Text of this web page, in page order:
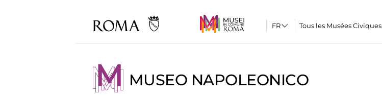
Tous les Musées Civiques
MUSEO NAPOLEONICO